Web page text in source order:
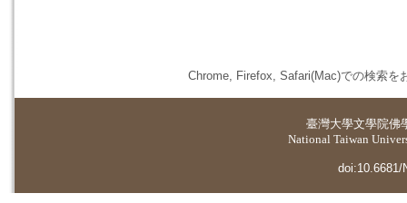
Chrome, Firefox, Safari(Mac)での検索を
臺灣大學文學院佛
National Taiwan
doi:10.6681/